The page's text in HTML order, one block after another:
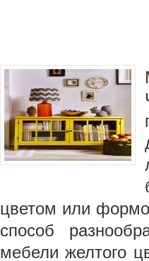
цветом или
способ
мебели желтого